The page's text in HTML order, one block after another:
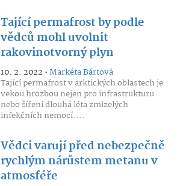
Tající permafrost by podle
vědců mohl uvolnit
rakovinotvorný plyn
10. 2. 2022 •Markéta Bártová
Tající permafrost v arktických oblastech je
vekou hrozbou nejen pro infrastrukturu
nebo šíření dlouhá léta zmizelých
infekčních nemocí....
Vědci varují před nebezpečně
rychlým nárůstem metanu v
atmosféře